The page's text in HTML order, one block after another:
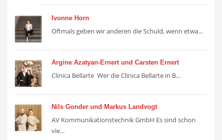
Ivonne Horn
Oftmals geben wir anderen die Schuld, wenn etwa...
Argine Azatyan-Ernert und Carsten Ernert
Clinica Bellarte Wer die Clinica Bellarte in B...
Nils Gonder und Markus Landvogt
AV Kommunikationstechnik GmbH Es sind schon
vie...